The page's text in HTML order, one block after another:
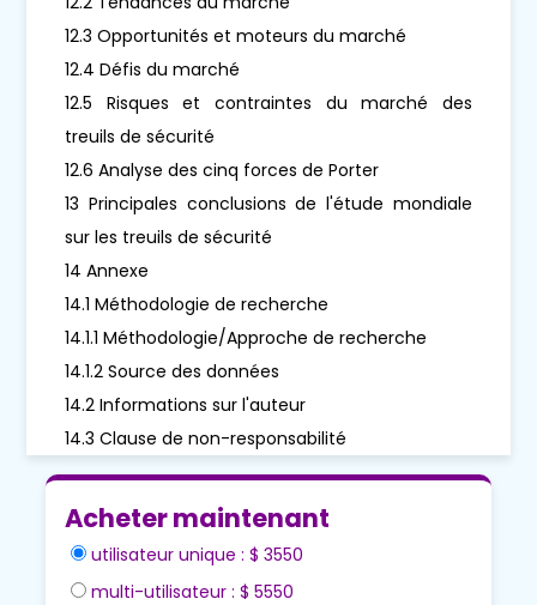
12.3 Opportunités et moteurs du marché
12.4 Défis du marché
12.5 Risques et contraintes du marché des
treuils de sécurité
12.6 Analyse des cinq forces de Porter
13 Principales conclusions de l'étude mondiale
sur les treuils de sécurité
14 Annexe
14.1 Méthodologie de recherche
14.1.1 Méthodologie/Approche de recherche
14.1.2 Source des données
14.2 Informations sur l'auteur
14.3 Clause de non-responsabilité
Acheter maintenant
utilisateur unique : $ 3550
multi-utilisateur : $ 5550